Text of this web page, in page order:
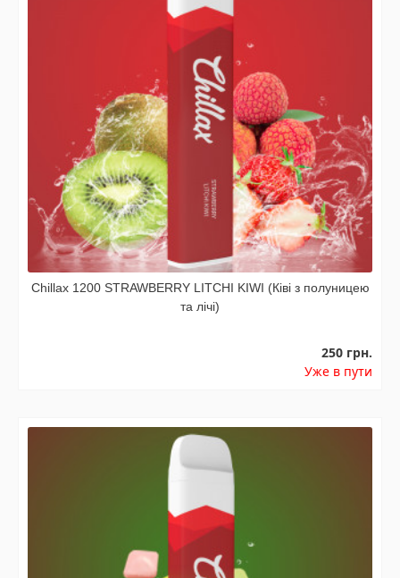
Chillax 1200 STRAWBERRY LITCHI KIWI (Ківі з полуницею
та лічі)
250 грн.
Уже в пути